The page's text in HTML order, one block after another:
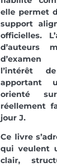
elle permet
support
officielles.
d’auteurs
l’intérêt
apportant
orienté
réellement
jour J.
Ce livre
qui veulent
clair,